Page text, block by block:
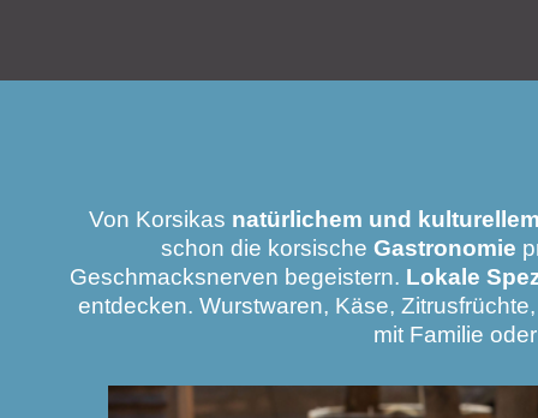
Von Korsikas natürlichem und
schon die korsische Gastronomie
Geschmacksnerven begeistern. Lokale
entdecken. Wurstwaren, Käse,
mit Familie